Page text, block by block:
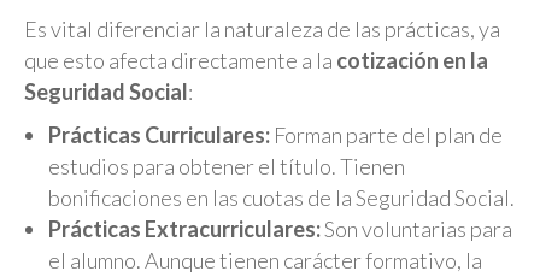
Es vital diferenciar la naturaleza de las prácticas, ya
que esto afecta directamente a la cotización en la
Seguridad Social:
Prácticas Curriculares: Forman parte del plan de
estudios para obtener el título. Tienen
bonificaciones en las cuotas de la Seguridad Social.
Prácticas Extracurriculares:Son voluntarias para
el alumno. Aunque tienen carácter formativo, la